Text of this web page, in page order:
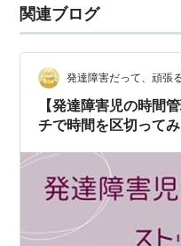
関連ブログ
発達障害だって、頑張
【発達障害児の時間
チで時間を区切ってみ